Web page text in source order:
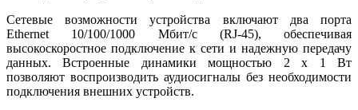
Сетевые возможности устройства включают два порта
Ethernet 10/100/1000 Мбит/с (RJ-45), обеспечивая
высокоскоростное подключение к сети и надежную передачу
данных. Встроенные динамики мощностью 2 x 1 Вт
позволяют воспроизводить аудиосигналы без необходимости
подключения внешних устройств.